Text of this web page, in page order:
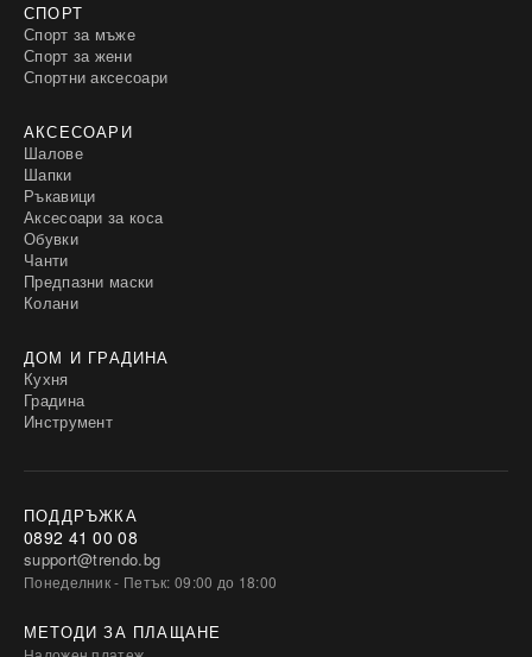
СПОРТ
Спорт за мъже
Спорт за жени
Спортни аксесоари
АКСЕСОАРИ
Шалове
Шапки
Ръкавици
Аксесоари за коса
Обувки
Чанти
Предпазни маски
Колани
ДОМ И ГРАДИНА
Кухня
Градина
Инструмент
ПОДДРЪЖКА
0892 41 00 08
support@trendo.bg
Понеделник - Петък: 09:00 до 18:00
МЕТОДИ ЗА ПЛАЩАНЕ